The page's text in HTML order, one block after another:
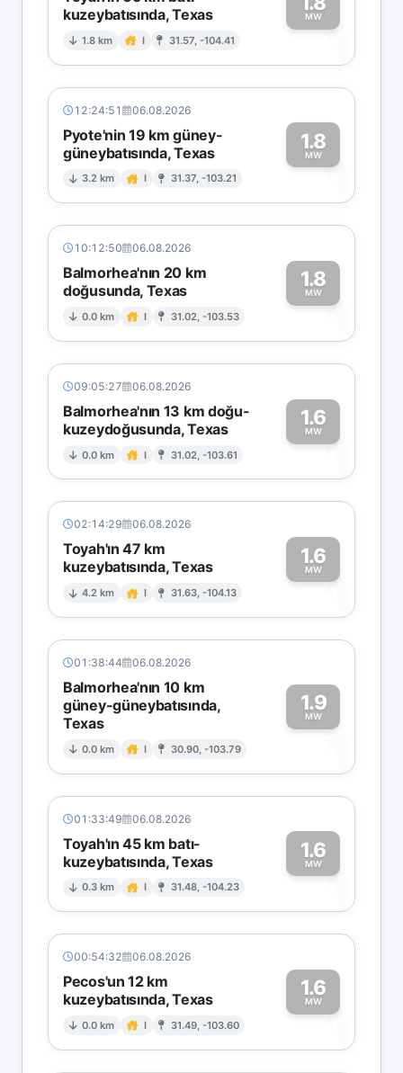
kuzeybatısında, Texas
1.8 km I 31.57, -104.41
MW1
12:24:51 06.08.2026
Pyote'nin 19 km güney-
güneybatısında, Texas
3.2 km I 31.37, -103.21
1.8
MW1
10:12:50 06.08.2026
Balmorhea'nın 20 km
doğusunda, Texas
0.0 km I 31.02, -103.53
1.8
MW1
09:05:27 06.08.2026
Balmorhea'nın 13 km doğu-
kuzeydoğusunda, Texas
0.0 km I 31.02, -103.61
1.6
MW1
02:14:29 06.08.2026
Toyah'ın 47 km
kuzeybatısında, Texas
4.2 km I 31.63, -104.13
1.6
MW1
01:38:44 06.08.2026
Balmorhea'nın 10 km
güney-güneybatısında,
Texas
0.0 km I 30.90, -103.79
1.9
MW
1
01:33:49 06.08.2026
Toyah'ın 45 km batı-
kuzeybatısında, Texas
0.3 km I 31.48, -104.23
1.6
MW1
00:54:32 06.08.2026
Pecos'un 12 km
kuzeybatısında, Texas
0.0 km I 31.49, -103.60
1.6
MW1